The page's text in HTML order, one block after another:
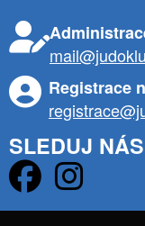
Registrace
SLEDUJ NÁS